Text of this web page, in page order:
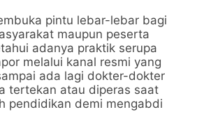
pintu lebar-lebar bagi
maupun peserta
adanya praktik serupa
melalui kanal resmi yang
ada lagi dokter-dokter
tertekan atau diperas saat
pendidikan demi mengabdi